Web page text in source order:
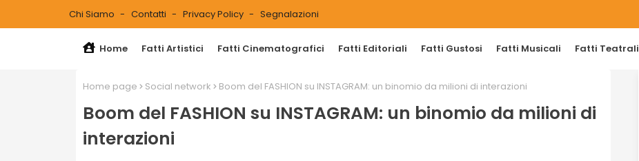
Chi Siamo Contatti Privacy Policy Segnalazioni
Home Fatti Artistici Fatti Cinematografici Fatti Editoriali Fatti Gustosi Fatti Musicali Fatti Teatrali
Home page Social network Boom del FASHION su INSTAGRAM: un binomio da milioni di interazioni
Boom del FASHION su INSTAGRAM: un binomio da milioni di
interazioni